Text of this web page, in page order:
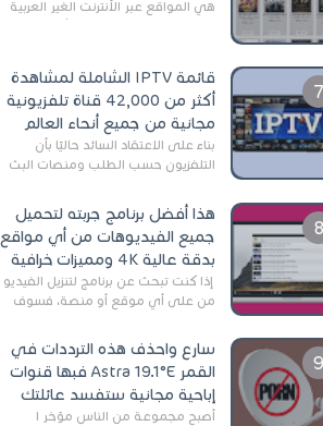
هي المواقع عبر الأنترنت الغير العربية
التي تقدم خدمة تحميل الأفلام على
قائمة IPTV الشاملة لمشاهدة
أكثر من 42,000 قناة تلفزيونية
مجانية من جميع أنحاء العالم
بناءً على الاعتقاد السائد حاليًا بأن
التلفزيون حسب الطلب ومنصات البث
الأرضي التقليدي، يُعدّ IPTV-org خيار...
هذا أفضل برنامج جربته لتحميل
جميع الفيديوهات من أي مواقع
بدقة عالية 4K ومميزات خرافية
إذا كنت تبحث عن برنامج لتنزيل الفيديو
من على أي موقع أو منصة، فسوف
المج...
سارع واحذف هذه الترددات في
القمر Astra 19.1°E فبها قنوات
إباحية مجانية ستفسد عائلتك
أصبح مجموعة من الناس مؤخر ا